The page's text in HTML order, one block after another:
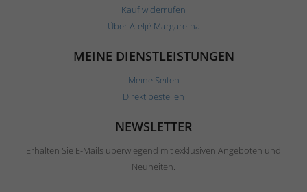
Kauf widerrufen
Über Ateljé Margaretha
MEINE DIENSTLEISTUNGEN
Meine Seiten
Direkt bestellen
NEWSLETTER
Erhalten Sie E-Mails überwiegend mit exklusiven Angeboten und
Neuheiten.